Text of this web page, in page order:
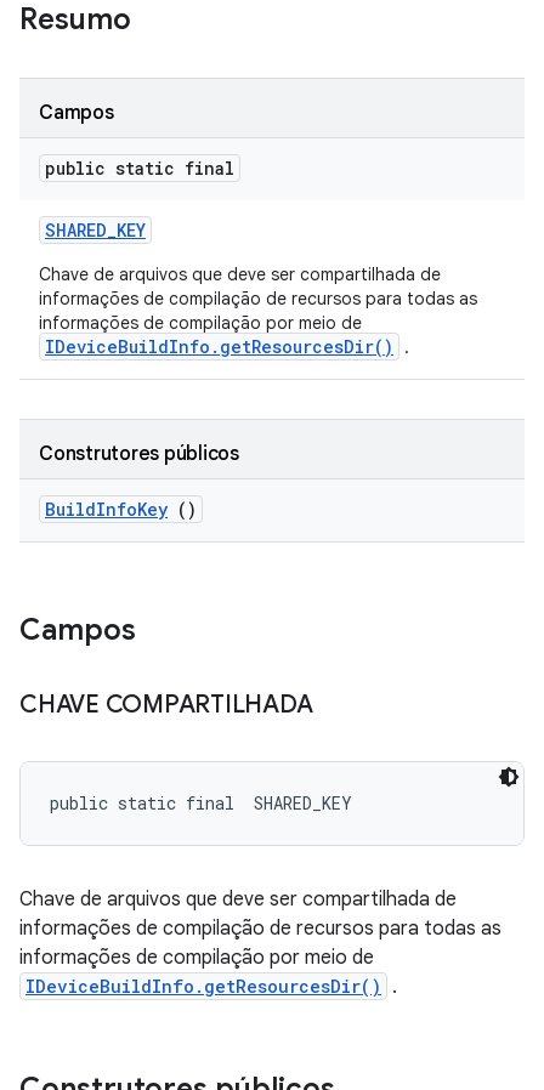
Resumo
Campos
public static final
SHARED_KEY
Chave de arquivos que deve ser compartilhada de
informações de compilação de recursos para todas as
informações de compilação por meio de
IDeviceBuildInfo.getResourcesDir() .
Construtores públicos
BuildInfoKey ()
Campos
CHAVE COMPARTILHADA
public static final SHARED_KEY
Chave de arquivos que deve ser compartilhada de
informações de compilação de recursos para todas as
informações de compilação por meio de
IDeviceBuildInfo.getResourcesDir() .